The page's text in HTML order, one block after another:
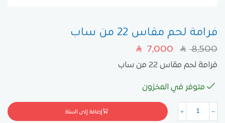
فرامة لحم مقاس 22 من ساب
SAR 8,500
SAR 7,000
فرامة لحم مقاس 22 من ساب
متوفر في المخزون
إضافة إلى السلة